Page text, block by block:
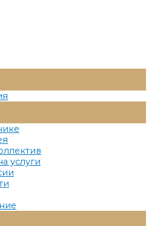
Меню
Меню
услуги